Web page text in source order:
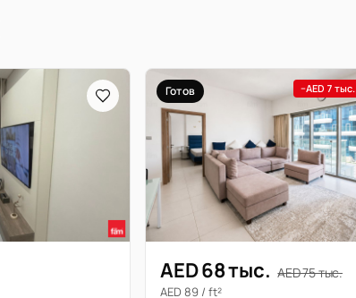
Готов −AED 7 тыс.
AED 68 тыс. AED 75 тыс.
AED 89 / ft²